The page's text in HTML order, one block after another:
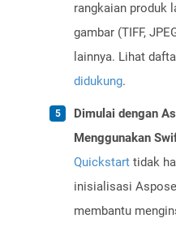
rangkaian produk
gambar (TIFF,
lainnya. Lihat
didukung.
Dimulai dengan
Menggunakan
Quickstart tidak
inisialisasi
membantu